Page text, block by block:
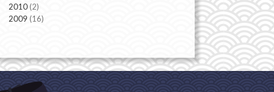
2010(2)
2009 (16)